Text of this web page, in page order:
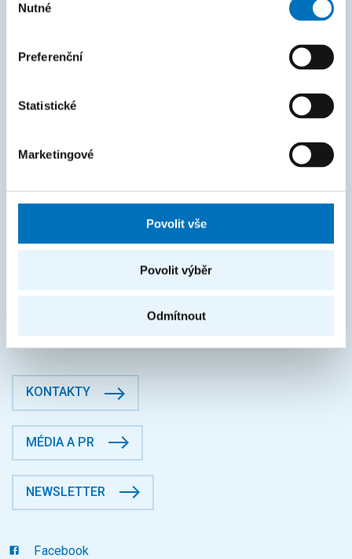
souhlasu
Nutné
Preferenční
Statistické
Marketingové
Povolit vše
Povolit výběr
Odmítnout
Studium
Spolupráce
Život na FIT
České vysoké učení technické v Praze
Fakulta informačních technologií
KONTAKTY
MÉDIA A PR
NEWSLETTER
Facebook